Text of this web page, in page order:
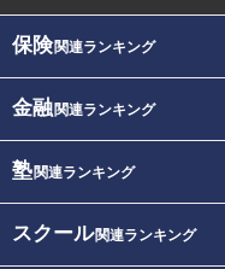
保険関連ランキング
金融関連ランキング
塾関連ランキング
スクール関連ランキング